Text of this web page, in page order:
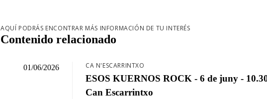
AQUÍ PODRÁS ENCONTRAR MÁS INFORMACIÓN DE TU INTERÉS
Contenido relacionado
01/06/2026 CA N'ESCARRINTXO
ESOS KUERNOS ROCK - 6 de juny -
Can Escarrintxo